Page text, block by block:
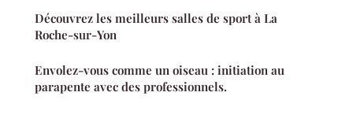
Découvrez les meilleurs salles de sport à La
Roche-sur-Yon
Envolez-vous comme un oiseau : initiation au
parapente avec des professionnels.